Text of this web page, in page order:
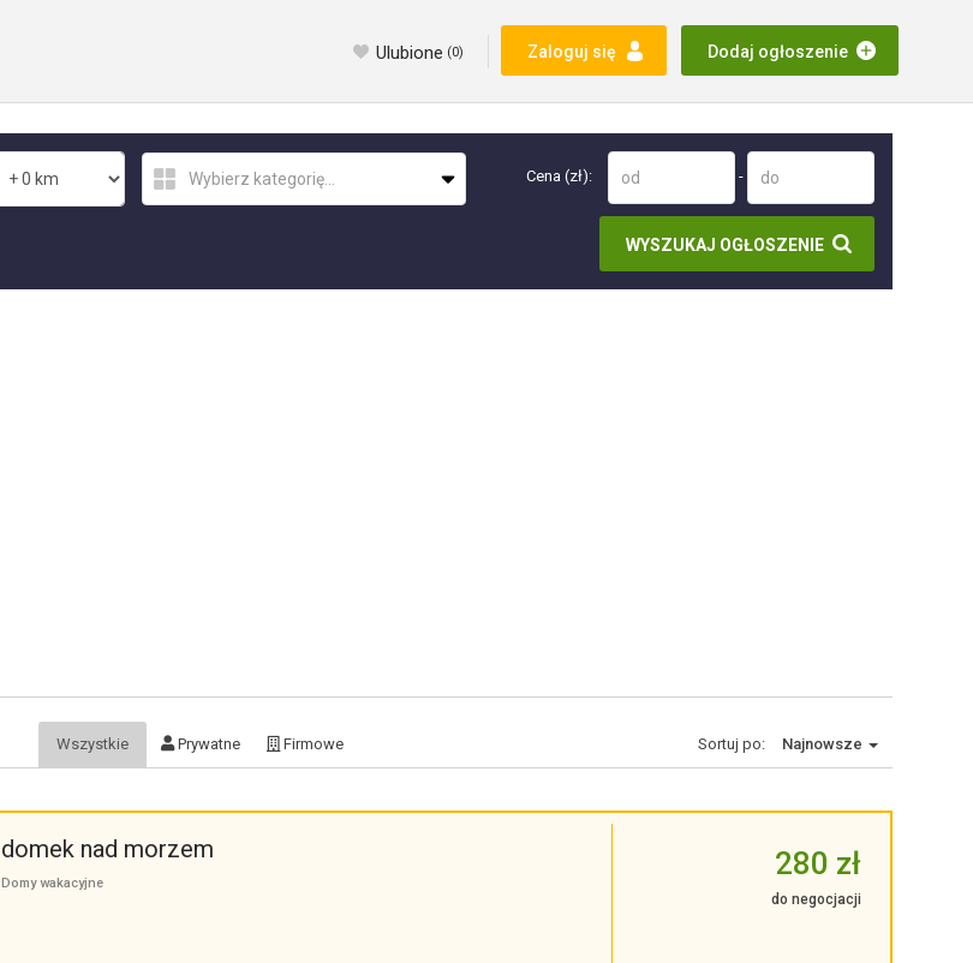
Zaloguj się Dodaj ogłoszenie
Ulubione (0)
Cena (zł): -
WYSZUKAJ OGŁOSZENIE
Wszystkie Prywatne Firmowe Sortuj po: Najnowsze
domek nad morzem
Domy wakacyjne
280 zł
do negocjacji